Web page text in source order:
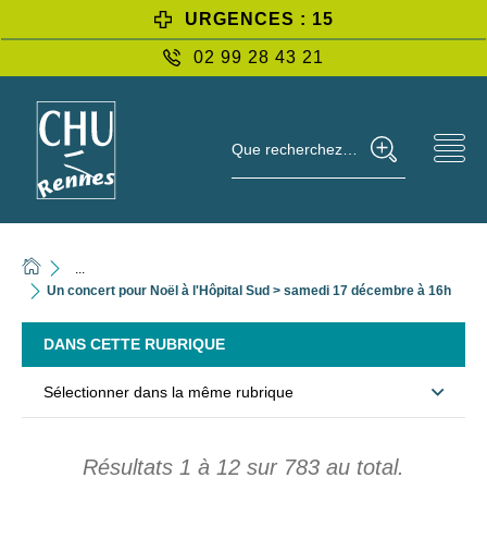
URGENCES : 15
02 99 28 43 21
Que recherchez-vous ?
Un concert pour Noël à l'Hôpital Sud > samedi 17 décembre à 16h
DANS CETTE RUBRIQUE
Sélectionner dans la même rubrique
Résultats 1 à 12 sur 783 au total.